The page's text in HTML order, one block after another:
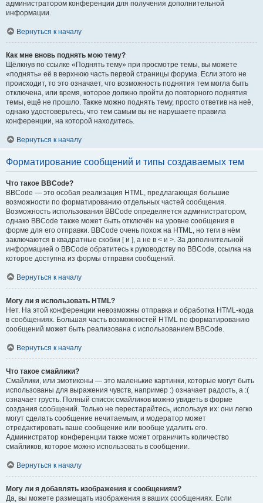
администратором конференции для получения дополнительной
информации.
Вернуться к началу
Как мне вновь поднять мою тему?
Щёлкнув по ссылке «Поднять тему» при просмотре темы, вы можете
«поднять» её в верхнюю часть первой страницы форума. Если этого не
происходит, то это означает, что возможность поднятия тем могла быть
отключена, или время, которое должно пройти до повторного поднятия
темы, ещё не прошло. Также можно поднять тему, просто ответив на неё,
однако удостоверьтесь, что тем самым вы не нарушаете правила
конференции, на которой находитесь.
Вернуться к началу
Форматирование сообщений и типы создаваемых тем
Что такое BBCode?
BBCode — это особая реализация HTML, предлагающая большие
возможности по форматированию отдельных частей сообщения.
Возможность использования BBCode определяется администратором,
однако BBCode также может быть отключён на уровне сообщения в
форме для его отправки. BBCode очень похож на HTML, но теги в нём
заключаются в квадратные скобки [ и ], а не в < и >. За дополнительной
информацией о BBCode обратитесь к руководству по BBCode, ссылка на
которое доступна из формы отправки сообщений.
Вернуться к началу
Могу ли я использовать HTML?
Нет. На этой конференции невозможны отправка и обработка HTML-кода
в сообщениях. Большая часть возможностей HTML по форматированию
сообщений может быть реализована с использованием BBCode.
Вернуться к началу
Что такое смайлики?
Смайлики, или эмотиконы — это маленькие картинки, которые могут быть
использованы для выражения чувств, например :) означает радость, а :(
означает грусть. Полный список смайликов можно увидеть в форме
создания сообщений. Только не перестарайтесь, используя их: они легко
могут сделать сообщение нечитаемым, и модератор может
отредактировать ваше сообщение или вообще удалить его.
Администратор конференции также может ограничить количество
смайликов, которое можно использовать в сообщении.
Вернуться к началу
Могу ли я добавлять изображения к сообщениям?
Да, вы можете размещать изображения в ваших сообщениях. Если